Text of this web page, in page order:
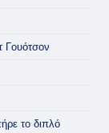
Γουότσον
το διπλό